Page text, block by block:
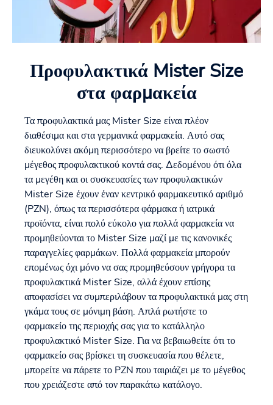
Προφυλακτικά Mister Size
στα φαρμακεία
Τα προφυλακτικά μας Mister Size είναι πλέον
διαθέσιμα και στα γερμανικά φαρμακεία. Αυτό σας
διευκολύνει ακόμη περισσότερο να βρείτε το σωστό
μέγεθος προφυλακτικού κοντά σας. Δεδομένου ότι όλα
τα μεγέθη και οι συσκευασίες των προφυλακτικών
Mister Size έχουν έναν κεντρικό φαρμακευτικό αριθμό
(PZN), όπως τα περισσότερα φάρμακα ή ιατρικά
προϊόντα, είναι πολύ εύκολο για πολλά φαρμακεία να
προμηθεύονται το Mister Size μαζί με τις κανονικές
παραγγελίες φαρμάκων. Πολλά φαρμακεία μπορούν
επομένως όχι μόνο να σας προμηθεύσουν γρήγορα τα
προφυλακτικά Mister Size, αλλά έχουν επίσης
αποφασίσει να συμπεριλάβουν τα προφυλακτικά μας στη
γκάμα τους σε μόνιμη βάση. Απλά ρωτήστε το
φαρμακείο της περιοχής σας για το κατάλληλο
προφυλακτικό Mister Size. Για να βεβαιωθείτε ότι το
φαρμακείο σας βρίσκει τη συσκευασία που θέλετε,
μπορείτε να πάρετε το PZN που ταιριάζει με το μέγεθος
που χρειάζεστε από τον παρακάτω κατάλογο.